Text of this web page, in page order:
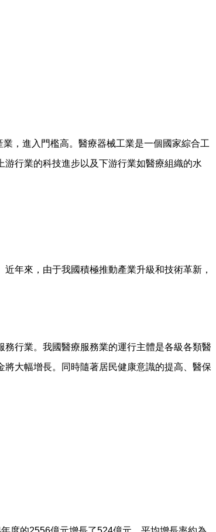
，進入門檻高。醫療器械工業是一個國家綜合工
行業的科技進步以及下游行業如醫療組織的水
年來，由于我國積極推動產業升級和技術革新，
行業。我國醫療服務業的運行主體是各級各類醫
大幅增長。同時隨著居民健康意識的提高、醫保